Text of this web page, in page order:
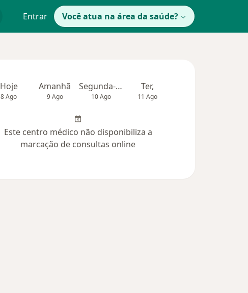
Entrar Você atua na área da saúde?
Hoje
8 Ago
Amanhã
9 Ago
Segunda-feira
10 Ago
Ter,
11 Ago
Este centro médico não disponibiliza a
marcação de consultas online